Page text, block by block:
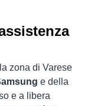
zona di Varese
e della
e a libera